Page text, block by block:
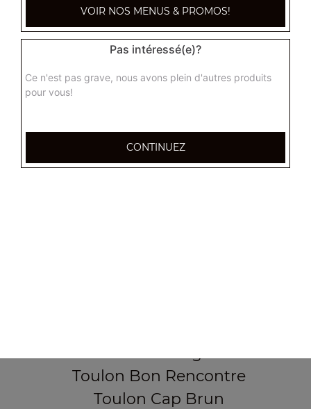
Toulon Bon Rencontre
Toulon Cap Brun
VOIR NOS MENUS & PROMOS!
Pas intéressé(e)?
Ce n'est pas grave, nous avons plein d'autres produits
pour vous!
CONTINUEZ